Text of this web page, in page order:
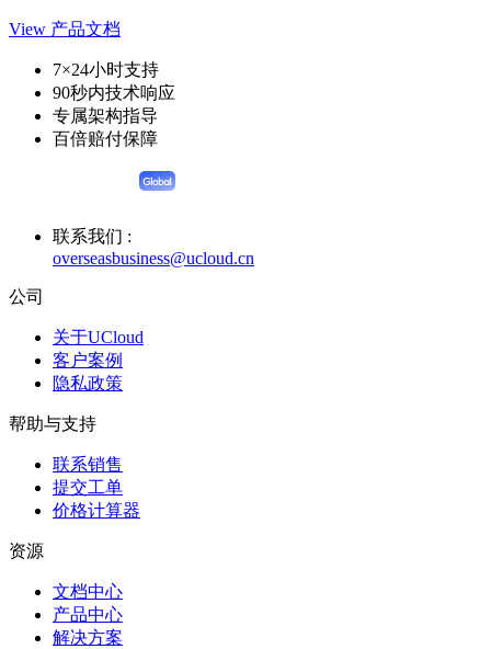
View 产品文档
7×24小时支持
90秒内技术响应
专属架构指导
百倍赔付保障
联系我们 :
overseasbusiness@ucloud.cn
公司
关于UCloud
客户案例
隐私政策
帮助与支持
联系销售
提交工单
价格计算器
资源
文档中心
产品中心
解决方案